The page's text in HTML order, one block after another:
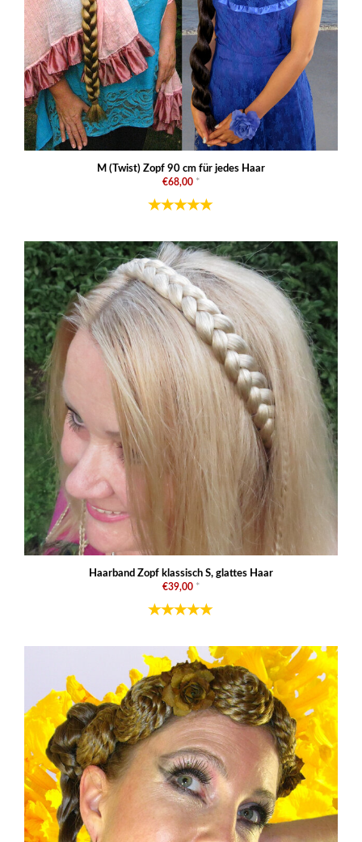
M (Twist) Zopf 90 cm für jedes Haar
€68,00 *
Haarband Zopf klassisch S, glattes Haar
€39,00 *